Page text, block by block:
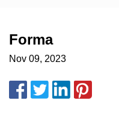
Forma
Nov 09, 2023